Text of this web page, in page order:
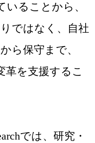
いることから、
ではなく、自社
ら保守まで、
革を支援するこ
では、研究・